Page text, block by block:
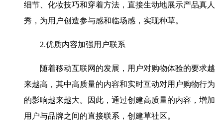
细节、化妆技巧和穿着方法，直接生动地展示产品真人
秀，为用户创造参与感和临场感，实现种草。
2.优质内容加强用户联系
随着移动互联网的发展，用户对购物体验的要求越
来越高，其中高质量的内容和实时互动对用户购物行为
的影响越来越大。因此，通过创建高质量的内容，增加
用户与品牌之间的直接联系，创建草社区。